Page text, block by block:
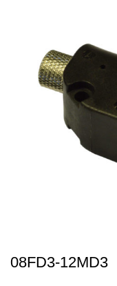
08FD3-12MD3